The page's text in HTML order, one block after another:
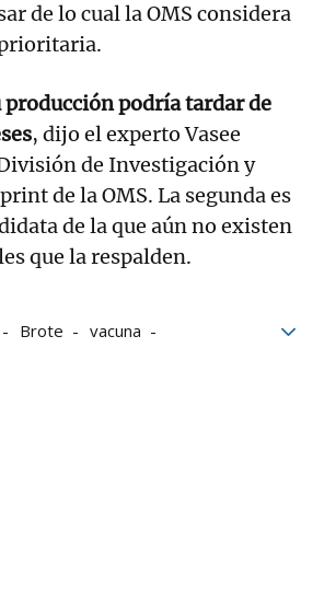
de lo cual la OMS considera
producción podría tardar de
, dijo el experto Vasee
de Investigación y
de la OMS. La segunda es
de la que aún no existen
que la respalden.
Brote
vacuna